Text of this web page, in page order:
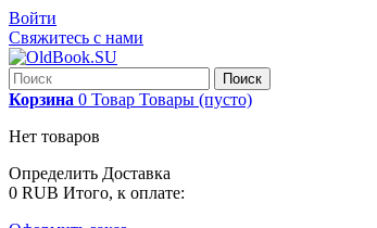
Войти
Свяжитесь с нами
Поиск
Корзина 0 Товар Товары (пусто)
Нет товаров
Определить Доставка
0 RUB Итого, к оплате: